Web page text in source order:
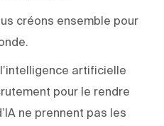
créons ensemble pour
artificielle
pour le rendre
ne prennent pas les